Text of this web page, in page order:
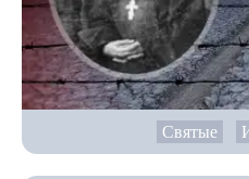
Святые